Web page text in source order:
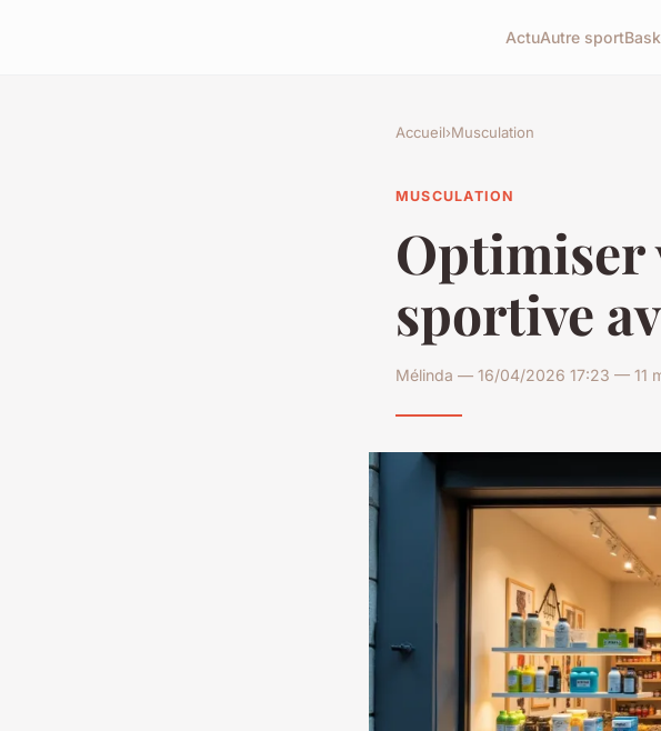
ActuAutre sport
Accueil›Musculation
MUSCULATION
sportive
Mélinda — 16/04/2026 17:23 — 11